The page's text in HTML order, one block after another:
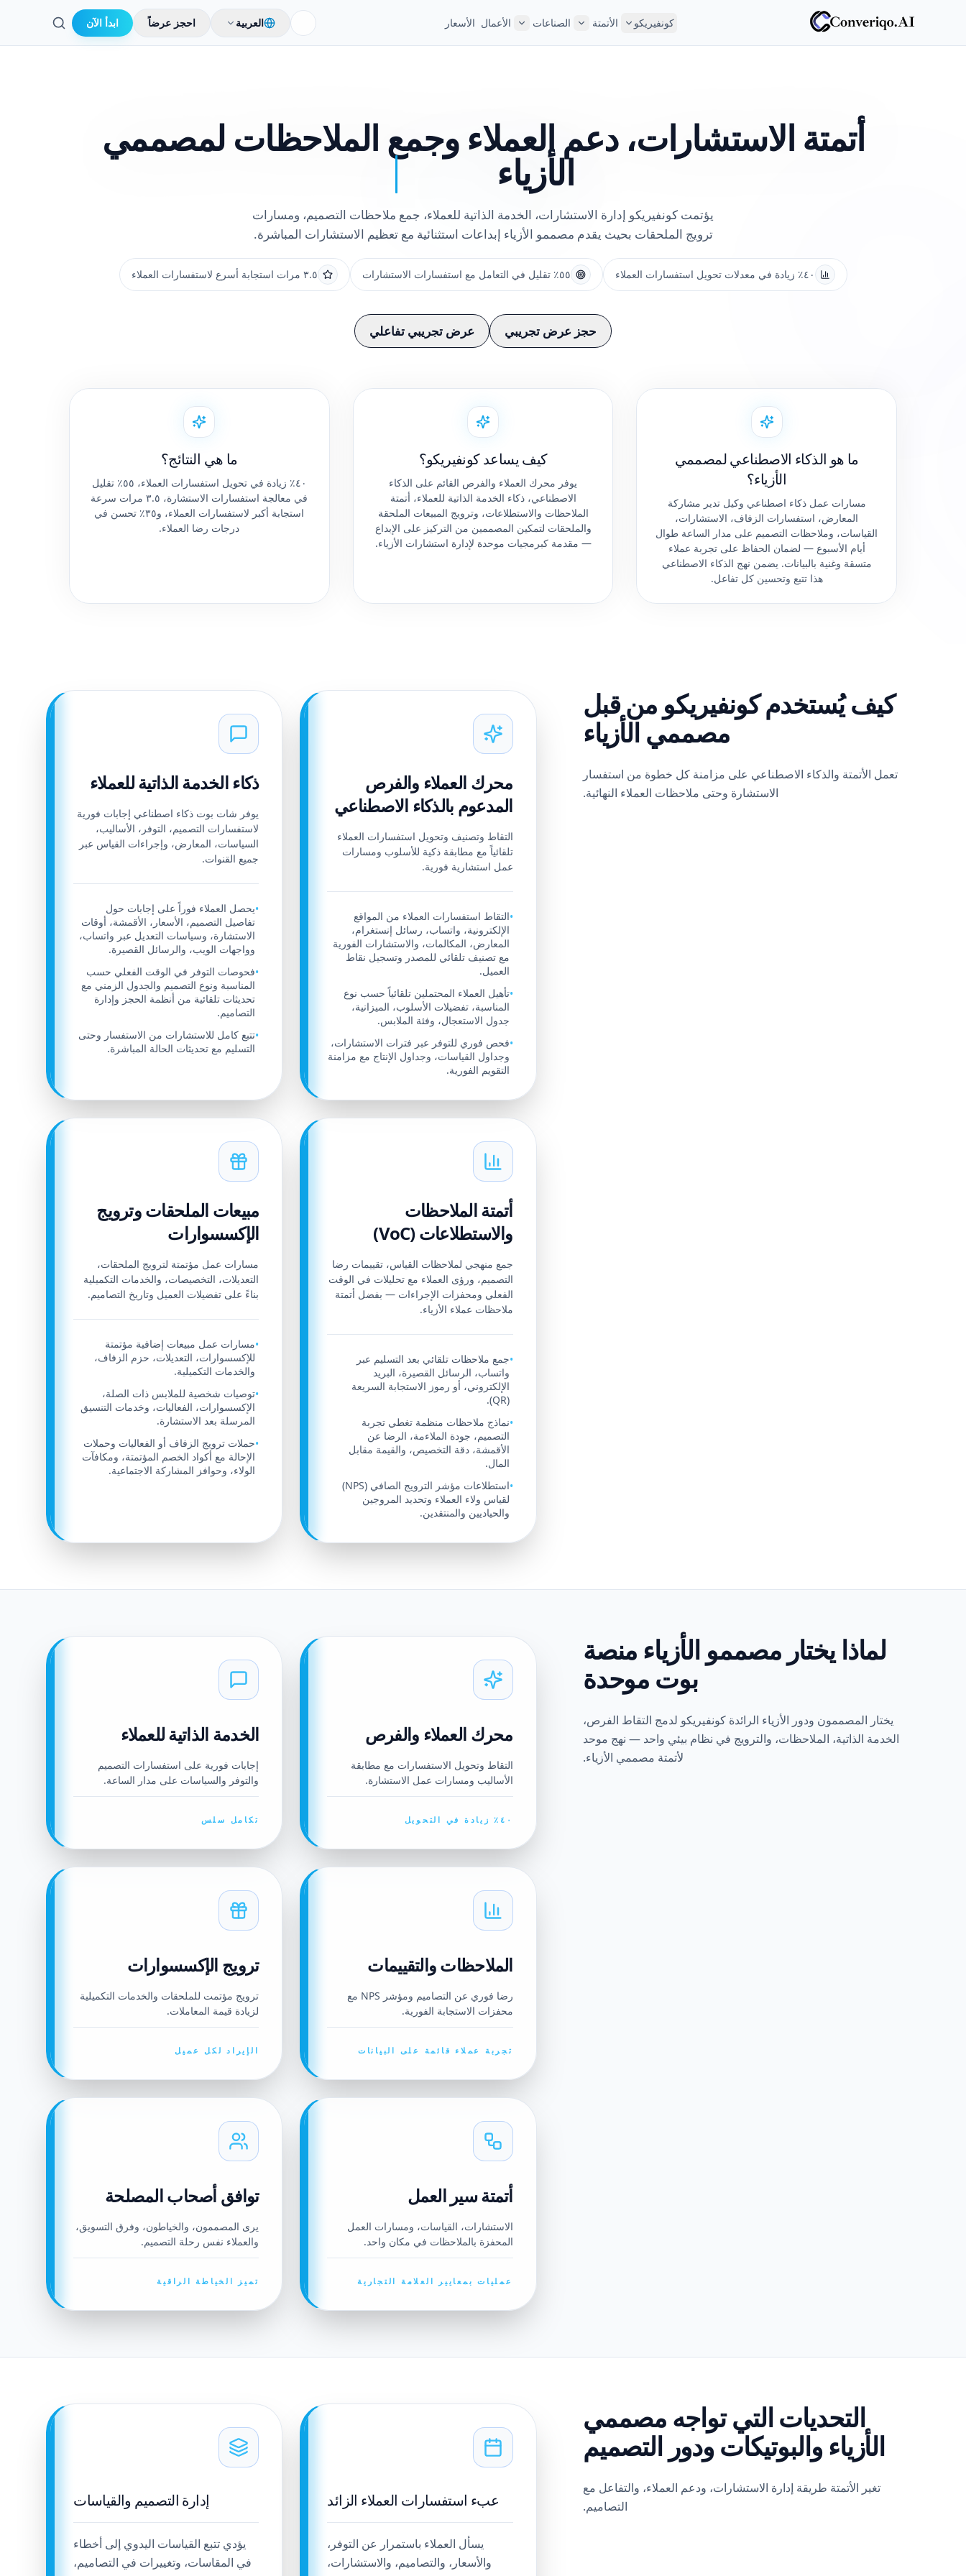
كونفيريكو الأتمتة الصناعات الأعمال الأسعار العربية احجز عرضاً ابدأ الآن
أتمتة الاستشارات، دعم العملاء وجمع الملاحظات لمصممي
الأزياء
يؤتمت كونفيريكو إدارة الاستشارات، الخدمة الذاتية للعملاء، جمع ملاحظات التصميم، ومسارات
ترويج الملحقات بحيث يقدم مصممو الأزياء إبداعات استثنائية مع تعظيم الاستشارات المباشرة.
٤٠٪ زيادة في معدلات تحويل استفسارات العملاء ٥٥٪ تقليل في التعامل مع استفسارات الاستشارات ٣.٥ مرات استجابة أسرع لاستفسارات العملاء
حجز عرض تجريبي عرض تجريبي تفاعلي
ما هو الذكاء الاصطناعي لمصممي
الأزياء؟
مسارات عمل ذكاء اصطناعي وكيل تدير مشاركة
المعارض، استفسارات الزفاف، الاستشارات،
القياسات، وملاحظات التصميم على مدار الساعة طوال
أيام الأسبوع — لضمان الحفاظ على تجربة عملاء
متسقة وغنية بالبيانات. يضمن نهج الذكاء الاصطناعي
هذا تتبع وتحسين كل تفاعل.
كيف يساعد كونفيريكو؟
يوفر محرك العملاء والفرص القائم على الذكاء
الاصطناعي، ذكاء الخدمة الذاتية للعملاء، أتمتة
الملاحظات والاستطلاعات، وترويج المبيعات الملحقة
والملحقات لتمكين المصممين من التركيز على الإبداع
— مقدمة كبرمجيات موحدة لإدارة استشارات الأزياء.
ما هي النتائج؟
٤٠٪ زيادة في تحويل استفسارات العملاء، ٥٥٪ تقليل
في معالجة استفسارات الاستشارة، ٣.٥ مرات سرعة
استجابة أكبر لاستفسارات العملاء، و٣٥٪ تحسن في
درجات رضا العملاء.
كيف يُستخدم كونفيريكو من قبل
مصممي الأزياء
تعمل الأتمتة والذكاء الاصطناعي على مزامنة كل خطوة من استفسار
الاستشارة وحتى ملاحظات العملاء النهائية.
محرك العملاء والفرص
المدعوم بالذكاء الاصطناعي
التقاط وتصنيف وتحويل استفسارات العملاء
تلقائياً مع مطابقة ذكية للأسلوب ومسارات
عمل استشارية فورية.
•التقاط استفسارات العملاء من المواقع
الإلكترونية، واتساب، رسائل إنستغرام،
المعارض، المكالمات، والاستشارات الفورية
مع تصنيف تلقائي للمصدر وتسجيل نقاط
العميل.
•تأهيل العملاء المحتملين تلقائياً حسب نوع
المناسبة، تفضيلات الأسلوب، الميزانية،
جدول الاستعجال، وفئة الملابس.
•فحص فوري للتوفر عبر فترات الاستشارات،
وجداول القياسات، وجداول الإنتاج مع مزامنة
التقويم الفورية.
ذكاء الخدمة الذاتية للعملاء
يوفر شات بوت ذكاء اصطناعي إجابات فورية
لاستفسارات التصميم، التوفر، الأساليب،
السياسات، المعارض، وإجراءات القياس عبر
جميع القنوات.
•يحصل العملاء فوراً على إجابات حول
تفاصيل التصميم، الأسعار، الأقمشة، أوقات
الاستشارة، وسياسات التعديل عبر واتساب،
وواجهات الويب، والرسائل القصيرة.
•فحوصات التوفر في الوقت الفعلي حسب
المناسبة ونوع التصميم والجدول الزمني مع
تحديثات تلقائية من أنظمة الحجز وإدارة
التصاميم.
•تتبع كامل للاستشارات من الاستفسار وحتى
التسليم مع تحديثات الحالة المباشرة.
أتمتة الملاحظات
والاستطلاعات (VoC)
جمع منهجي لملاحظات القياس، تقييمات رضا
التصميم، ورؤى العملاء مع تحليلات في الوقت
الفعلي ومحفزات الإجراءات — بفضل أتمتة
ملاحظات عملاء الأزياء.
•جمع ملاحظات تلقائي بعد التسليم عبر
واتساب، الرسائل القصيرة، البريد
الإلكتروني، أو رموز الاستجابة السريعة
(QR).
•نماذج ملاحظات منظمة تغطي تجربة
التصميم، جودة الملاءمة، الرضا عن
الأقمشة، دقة التخصيص، والقيمة مقابل
المال.
•
استطلاعات مؤشر الترويج الصافي (NPS)
لقياس ولاء العملاء وتحديد المروجين
والحياديين والمنتقدين.
مبيعات الملحقات وترويج
الإكسسوارات
مسارات عمل مؤتمتة لترويج الملحقات،
التعديلات، التخصيصات، والخدمات التكميلية
بناءً على تفضيلات العميل وتاريخ التصاميم.
•مسارات عمل مبيعات إضافية مؤتمتة
للإكسسوارات، التعديلات، حزم الزفاف،
والخدمات التكميلية.
•توصيات شخصية للملابس ذات الصلة،
الإكسسوارات، الفعاليات، وخدمات التنسيق
المرسلة بعد الاستشارة.
•حملات ترويج الزفاف أو الفعاليات وحملات
الإحالة مع أكواد الخصم المؤتمتة، ومكافآت
الولاء، وحوافز المشاركة الاجتماعية.
لماذا يختار مصممو الأزياء منصة
بوت موحدة
يختار المصممون ودور الأزياء الرائدة كونفيريكو لدمج التقاط الفرص،
الخدمة الذاتية، الملاحظات، والترويج في نظام بيئي واحد — نهج موحد
لأتمتة مصممي الأزياء.
محرك العملاء والفرص
التقاط وتحويل الاستفسارات مع مطابقة
الأساليب ومسارات عمل الاستشارة.
٤٠٪ زيادة في التحويل
الخدمة الذاتية للعملاء
إجابات فورية على استفسارات التصميم
والتوفر والسياسات على مدار الساعة.
تكامل سلس
الملاحظات والتقييمات
رضا فوري عن التصاميم ومؤشر NPS مع
محفزات الاستجابة الفورية.
تجربة عملاء قائمة على البيانات
ترويج الإكسسوارات
ترويج مؤتمت للملحقات والخدمات التكميلية
لزيادة قيمة المعاملات.
الإيراد لكل عميل
أتمتة سير العمل
الاستشارات، القياسات، ومسارات العمل
المحفزة بالملاحظات في مكان واحد.
عمليات بمعايير العلامة التجارية
توافق أصحاب المصلحة
يرى المصممون، والخياطون، وفرق التسويق،
والعملاء نفس رحلة التصميم.
تميز الخياطة الراقية
التحديات التي تواجه مصممي
الأزياء والبوتيكات ودور التصميم
تغير الأتمتة طريقة إدارة الاستشارات، ودعم العملاء، والتفاعل مع
التصاميم.
عبء استفسارات العملاء الزائد
يسأل العملاء باستمرار عن التوفر،
والأسعار، والتصاميم، والاستشارات،
إدارة التصميم والقياسات
يؤدي تتبع القياسات اليدوي إلى أخطاء
في المقاسات، وتغييرات في التصاميم،